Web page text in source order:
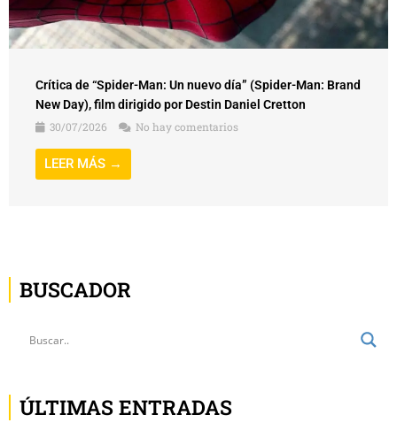
Crítica de “Spider-Man: Un nuevo día” (Spider-Man: Brand
New Day), film dirigido por Destin Daniel Cretton
30/07/2026
No hay comentarios
LEER MÁS →
BUSCADOR
ÚLTIMAS ENTRADAS